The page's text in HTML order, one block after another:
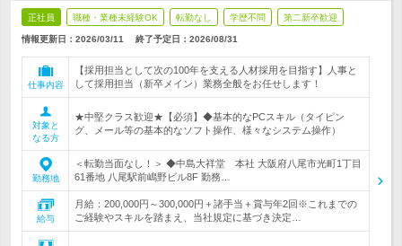
正社員 職種・業種未経験OK 転勤なし 学歴不問 第二新卒歓迎
情報更新日：2026/03/11 終了予定日： 2026/08/31
仕事内容
【採用担当として次の100年を支える人材採用を目指す】人事と
して採用担当（新卒メイン）業務全般をお任せします！
対象と
なる方
★中堅クラス歓迎★【必須】◆基本的なPCスキル（タイピン
グ、メール等の基本的なソフト操作、様々なシステム操作）
勤務地
＜転勤当面なし！＞ ◆中島大祥堂 本社 大阪府八尾市光町1丁目
61番地 八尾駅前嶋野ビル8F 勤務…
給与
月給：200,000円～300,000円＋諸手当＋賞与年2回※これまでの
ご経験やスキルを踏まえ、当社規定に基づき決定…